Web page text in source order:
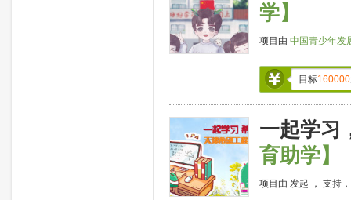
学】
项目由 中国青少年发
目标160000
一起学习
育助学】
项目由 发起 ， 支持